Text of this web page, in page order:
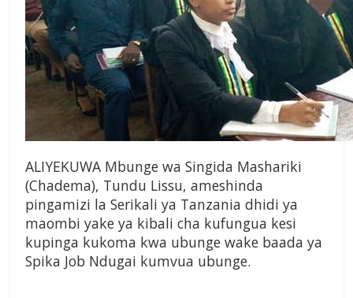
ALIYEKUWA Mbunge wa Singida Mashariki
(Chadema), Tundu Lissu, ameshinda
pingamizi la Serikali ya Tanzania dhidi ya
maombi yake ya kibali cha kufungua kesi
kupinga kukoma kwa ubunge wake baada ya
Spika Job Ndugai kumvua ubunge.